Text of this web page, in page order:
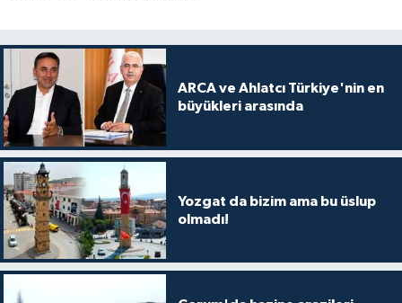
ARCA ve Ahlatcı Türkiye'nin en
büyükleri arasında
Yozgat da bizim ama bu üslup
olmadı!